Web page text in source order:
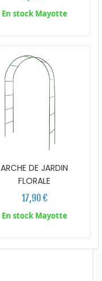
En stock Mayotte
ARCHE DE JARDIN
FLORALE
17,90 €
En stock Mayotte